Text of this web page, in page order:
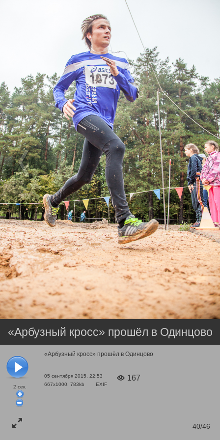
2 сек.
«Арбузный кросс» прошёл в Одинцово
05 сентября 2015, 22:53
667x1000, 783kb
EXIF
167
40/46
«Арбузный кросс» прошёл в Одинцово